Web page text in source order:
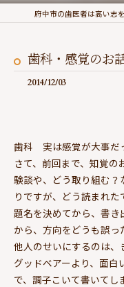
歯科・感覚のお
2014/12/03
歯科 実は感覚が大事だ
さて、前回まで、知覚
験談や、どう取り組む？
りですが、どう読まれた
題名を決めてから、書
から、方向をどうも誤っ
他人のせいにするのは、
グッドベアーより、面白
で、調子こいて書いて